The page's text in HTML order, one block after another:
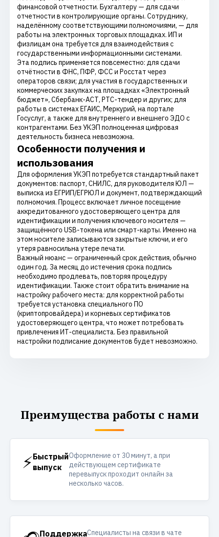
финансовой отчетности. Бухгалтеру — для сдачи
отчетности в контролирующие органы. Сотруднику,
наделённому соответствующими полномочиями, — для
работы на электронных торговых площадках. ИП и
физлицам она требуется для взаимодействия с
государственными информационными системами.
Эта подпись применяется повсеместно: для сдачи
отчётности в ФНС, ПФР, ФСС и Росстат через
операторов связи; для участия в государственных и
коммерческих закупках на площадках «Электронный
бюджет», Сбербанк-АСТ, РТС-тендер и других; для
работы в системах ЕГАИС, Меркурий, на портале
Госуслуг, а также для внутреннего и внешнего ЭДО с
контрагентами. Без УКЭП полноценная цифровая
деятельность бизнеса невозможна.
Особенности получения и
использования
Для оформления УКЭП потребуется стандартный пакет
документов: паспорт, СНИЛС, для руководителя ЮЛ —
выписка из ЕГРИП/ЕГРЮЛ и документ, подтверждающий
полномочия. Процесс включает личное посещение
аккредитованного удостоверяющего центра для
идентификации и получения ключевого носителя —
защищённого USB-токена или смарт-карты. Именно на
этом носителе записываются закрытые ключи, и его
утеря равносильна утере печати.
Важный нюанс — ограниченный срок действия, обычно
один год. За месяц до истечения срока подпись
необходимо продлевать, повторяя процедуру
идентификации. Также стоит обратить внимание на
настройку рабочего места: для корректной работы
требуется установка специального ПО
(криптопровайдера) и корневых сертификатов
удостоверяющего центра, что может потребовать
привлечения ИТ-специалиста. Без правильной
настройки подписание документов будет невозможно.
Преимущества работы с нами
⚡Быстрый
выпуск
Оформление от 30 минут, а при
действующем сертификате
перевыпуск проходит онлайн за
несколько часов.
ПоддержкаСпециалисты на связи в чате